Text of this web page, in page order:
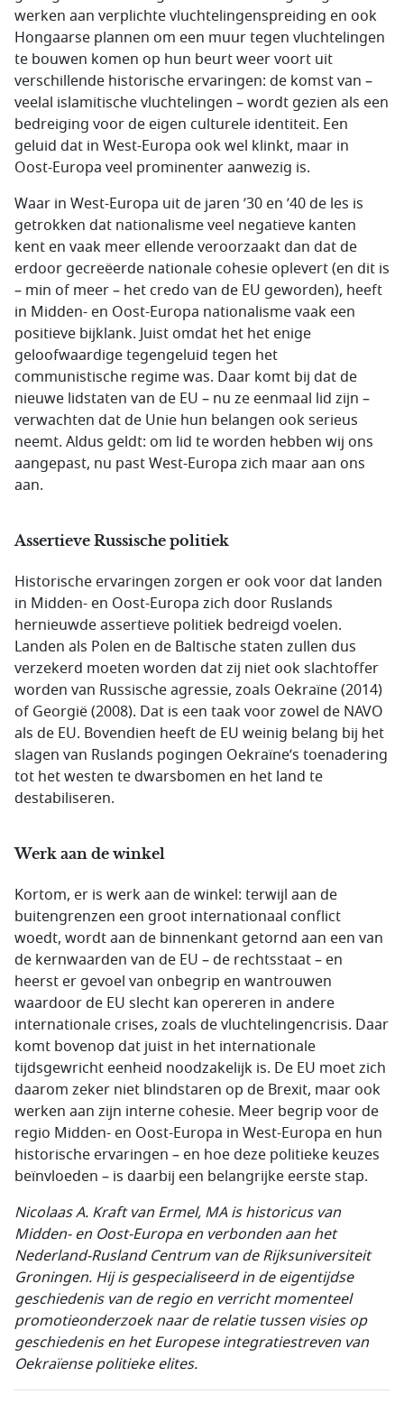
werken aan verplichte vluchtelingenspreiding en ook
Hongaarse plannen om een muur tegen vluchtelingen
te bouwen komen op hun beurt weer voort uit
verschillende historische ervaringen: de komst van –
veelal islamitische vluchtelingen – wordt gezien als een
bedreiging voor de eigen culturele identiteit. Een
geluid dat in West-Europa ook wel klinkt, maar in
Oost-Europa veel prominenter aanwezig is.
Waar in West-Europa uit de jaren ’30 en ’40 de les is
getrokken dat nationalisme veel negatieve kanten
kent en vaak meer ellende veroorzaakt dan dat de
erdoor gecreëerde nationale cohesie oplevert (en dit is
– min of meer – het credo van de EU geworden), heeft
in Midden- en Oost-Europa nationalisme vaak een
positieve bijklank. Juist omdat het het enige
geloofwaardige tegengeluid tegen het
communistische regime was. Daar komt bij dat de
nieuwe lidstaten van de EU – nu ze eenmaal lid zijn –
verwachten dat de Unie hun belangen ook serieus
neemt. Aldus geldt: om lid te worden hebben wij ons
aangepast, nu past West-Europa zich maar aan ons
aan.
Assertieve Russische politiek
Historische ervaringen zorgen er ook voor dat landen
in Midden- en Oost-Europa zich door Ruslands
hernieuwde assertieve politiek bedreigd voelen.
Landen als Polen en de Baltische staten zullen dus
verzekerd moeten worden dat zij niet ook slachtoffer
worden van Russische agressie, zoals Oekraïne (2014)
of Georgië (2008). Dat is een taak voor zowel de NAVO
als de EU. Bovendien heeft de EU weinig belang bij het
slagen van Ruslands pogingen Oekraïne’s toenadering
tot het westen te dwarsbomen en het land te
destabiliseren.
Werk aan de winkel
Kortom, er is werk aan de winkel: terwijl aan de
buitengrenzen een groot internationaal conflict
woedt, wordt aan de binnenkant getornd aan een van
de kernwaarden van de EU – de rechtsstaat – en
heerst er gevoel van onbegrip en wantrouwen
waardoor de EU slecht kan opereren in andere
internationale crises, zoals de vluchtelingencrisis. Daar
komt bovenop dat juist in het internationale
tijdsgewricht eenheid noodzakelijk is. De EU moet zich
daarom zeker niet blindstaren op de Brexit, maar ook
werken aan zijn interne cohesie. Meer begrip voor de
regio Midden- en Oost-Europa in West-Europa en hun
historische ervaringen – en hoe deze politieke keuzes
beïnvloeden – is daarbij een belangrijke eerste stap.
Nicolaas A. Kraft van Ermel, MA is historicus van
Midden- en Oost-Europa en verbonden aan het
Nederland-Rusland Centrum van de Rijksuniversiteit
Groningen. Hij is gespecialiseerd in de eigentijdse
geschiedenis van de regio en verricht momenteel
promotieonderzoek naar de relatie tussen visies op
geschiedenis en het Europese integratiestreven van
Oekraïense politieke elites.